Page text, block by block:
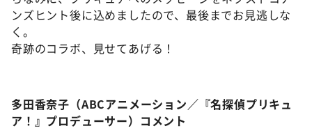
ンズヒント後に込めましたので、最後までお見逃しな
く。
奇跡のコラボ、見せてあげる！
多田香奈子（ABCアニメーション／『名探偵プリキュ
ア！』プロデューサー）コメント